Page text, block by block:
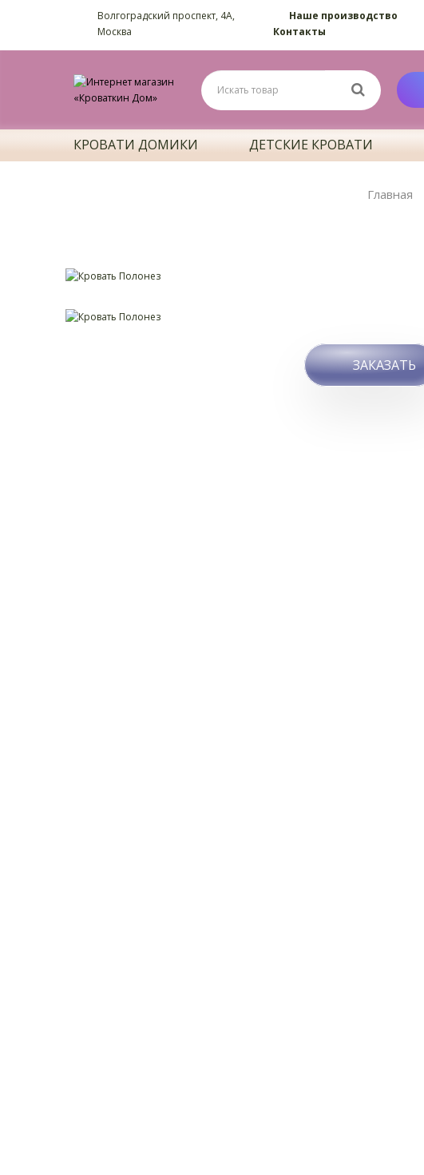
Волгоградский проспект, 4А,
Москва
Наше производство
Контакты
КРОВАТИ ДОМИКИ ДЕТСКИЕ КРОВАТИ
Главная
ЗАКАЗАТЬ